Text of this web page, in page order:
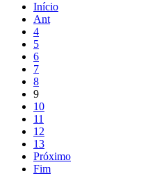
Início
Ant
4
5
6
7
8
9
10
11
12
13
Próximo
Fim